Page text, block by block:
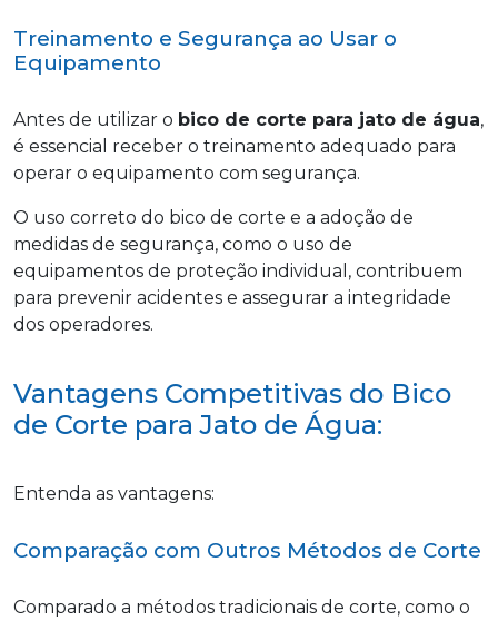
Treinamento e Segurança ao Usar o
Equipamento
Antes de utilizar o bico de corte para jato de água,
é essencial receber o treinamento adequado para
operar o equipamento com segurança.
O uso correto do bico de corte e a adoção de
medidas de segurança, como o uso de
equipamentos de proteção individual, contribuem
para prevenir acidentes e assegurar a integridade
dos operadores.
Vantagens Competitivas do Bico
de Corte para Jato de Água:
Entenda as vantagens:
Comparação com Outros Métodos de Corte
Comparado a métodos tradicionais de corte, como o